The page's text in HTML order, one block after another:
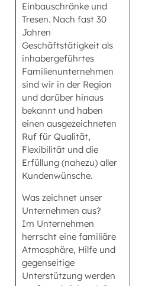
Einbauschränke und
Tresen. Nach fast 30
Jahren
Geschäftstätigkeit als
inhabergeführtes
Familienunternehmen
sind wir in der Region
und darüber hinaus
bekannt und haben
einen ausgezeichneten
Ruf für Qualität,
Flexibilität und die
Erfüllung (nahezu) aller
Kundenwünsche.
Was zeichnet unser
Unternehmen aus?
Im Unternehmen
herrscht eine familiäre
Atmosphäre, Hilfe und
gegenseitige
Unterstützung werden